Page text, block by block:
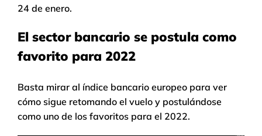
24 de enero.
El sector bancario se postula como
favorito para 2022
Basta mirar al índice bancario europeo para ver
cómo sigue retomando el vuelo y postulándose
como uno de los favoritos para el 2022.